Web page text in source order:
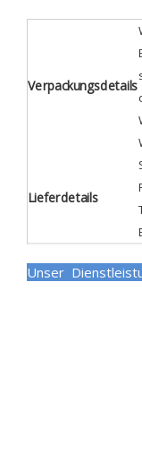
Verpackungsdetails
Lieferdetails
Unser